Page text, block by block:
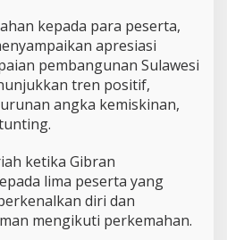
b
n
a
a
n
3
0
b
u
P
e
kepada para peserta,
apresiasi
pembangunan Sulawesi
tren positif,
angka kemiskinan,
ketika Gibran
lima peserta yang
diri dan
mengikuti perkemahan.